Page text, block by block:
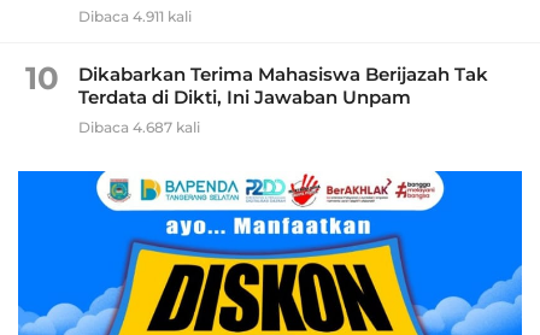
Dibaca 4.911 kali
10
Dikabarkan Terima Mahasiswa Berijazah Tak
Terdata di Dikti, Ini Jawaban Unpam
Dibaca 4.687 kali